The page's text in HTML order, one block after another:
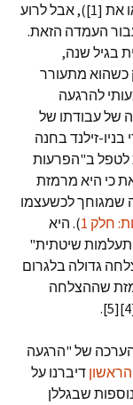
כאמצעי למידה להרגעה עצמית (לדוגמא, ראו את [1]), אבל לרוע
העמדה הזאת.
בגיל שנה,
כשהוא מתעורר
להרגעה
לחלק זה של עבודתו של
זילנד בחנה
לטפל ב"הפרעות
כי היא מרמזת
שמגוחך לכשעצמו
חלק 1
). היא
שיטתית"
גדולה בלגרום
שההצלחה
של "הרגעה
דיברנו על
שבגללן